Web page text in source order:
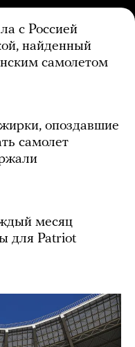
с Россией
найденный
самолетом
опоздавшие
самолет
месяц
для Patriot